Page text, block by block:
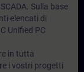
Sulla base
elencati di
Unified PC
in tutta
i vostri progetti